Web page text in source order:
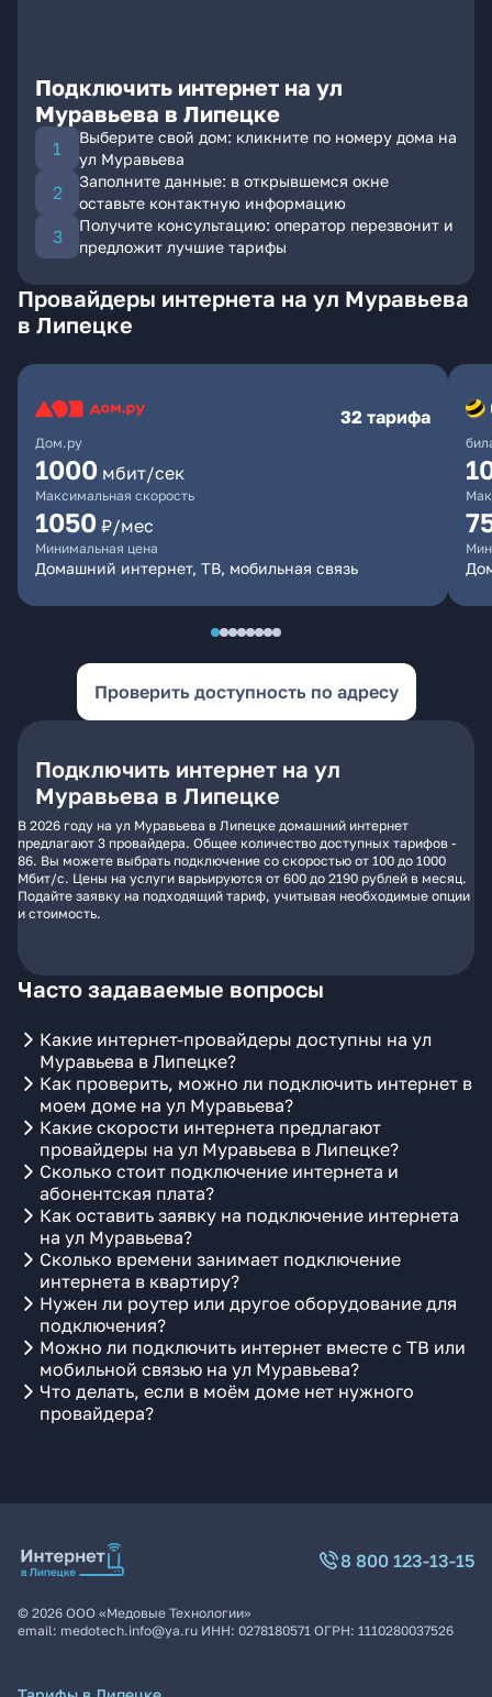
Подключить интернет на ул
Муравьева в Липецке
Выберите свой дом: кликните по номеру дома на
ул Муравьева
Заполните данные: в открывшемся окне
оставьте контактную информацию
Получите консультацию: оператор перезвонит и
предложит лучшие тарифы
Провайдеры интернета на ул Муравьева
в Липецке
Дом.ру
32 тарифа
1000 мбит/сек
Максимальная скорость
1050 ₽/мес
Минимальная цена
Домашний интернет, ТВ, мобильная связь
Проверить доступность по адресу
Подключить интернет на ул
Муравьева в Липецке
В 2026 году на ул Муравьева в Липецке домашний интернет
предлагают 3 провайдера. Общее количество доступных тарифов -
86. Вы можете выбрать подключение со скоростью от 100 до 1000
Мбит/с. Цены на услуги варьируются от 600 до 2190 рублей в месяц.
Подайте заявку на подходящий тариф, учитывая необходимые опции
и стоимость.
Часто задаваемые вопросы
Какие интернет-провайдеры доступны на ул
Муравьева в Липецке?
Как проверить, можно ли подключить интернет в
моем доме на ул Муравьева?
Какие скорости интернета предлагают
провайдеры на ул Муравьева в Липецке?
Сколько стоит подключение интернета и
абонентская плата?
Как оставить заявку на подключение интернета
на ул Муравьева?
Сколько времени занимает подключение
интернета в квартиру?
Нужен ли роутер или другое оборудование для
подключения?
Можно ли подключить интернет вместе с ТВ или
мобильной связью на ул Муравьева?
Что делать, если в моём доме нет нужного
провайдера?
8 800 123-13-15
© 2026 ООО «Медовые Технологии»
email: medotech.info@ya.ru ИНН: 0278180571 ОГРН: 1110280037526